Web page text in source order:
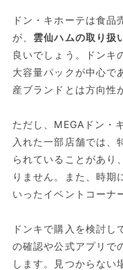
ドン・キホーテは食品
が、 雲仙ハムの取り扱
良いでしょう。ドンキ
大容量パックが中心で
産ブランドとは方向性
ただし、MEGAドン・
入れた一部店舗では、
られていることがあり
りません。また、時期
いったイベントコーナ
ドンキで購入を検討し
の確認や公式アプリで
します。見つからない